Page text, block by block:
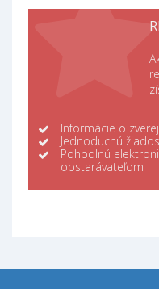
Informácie o
Jednoduchú
Pohodlnú
obstarávateľom